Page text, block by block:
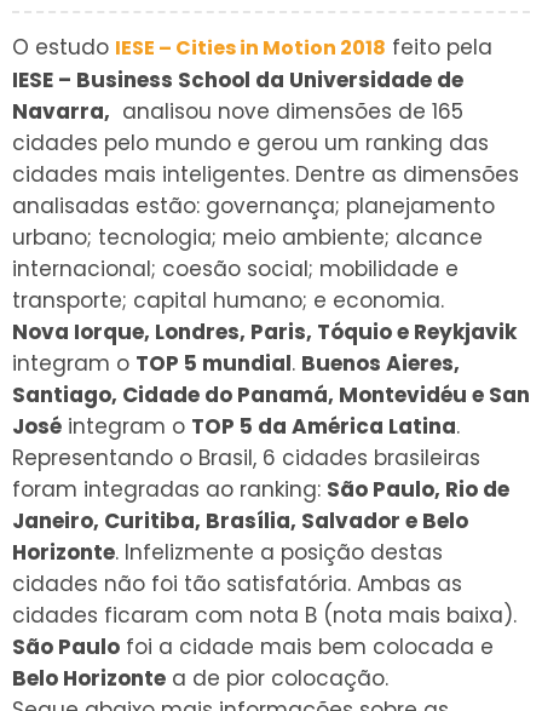
O estudo IESE – Cities in Motion 2018 feito pela
IESE – Business School da Universidade de
Navarra, analisou nove dimensões de 165
cidades pelo mundo e gerou um ranking das
cidades mais inteligentes. Dentre as dimensões
analisadas estão: governança; planejamento
urbano; tecnologia; meio ambiente; alcance
internacional; coesão social; mobilidade e
transporte; capital humano; e economia.
Nova Iorque, Londres, Paris, Tóquio e Reykjavik
integram o TOP 5 mundial. Buenos Aieres,
Santiago, Cidade do Panamá, Montevidéu e San
José integram o TOP 5 da América Latina.
Representando o Brasil, 6 cidades brasileiras
foram integradas ao ranking: São Paulo, Rio de
Janeiro, Curitiba, Brasília, Salvador e Belo
Horizonte. Infelizmente a posição destas
cidades não foi tão satisfatória. Ambas as
cidades ficaram com nota B (nota mais baixa).
São Paulo foi a cidade mais bem colocada e
Belo Horizonte a de pior colocação.